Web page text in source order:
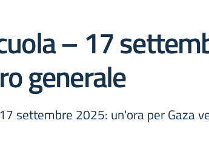
– 17
generale
settembre 2025: un'ora per Gaza